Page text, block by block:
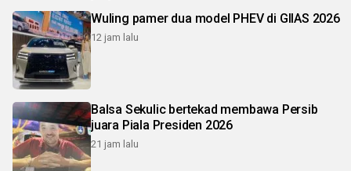
Wuling pamer dua model PHEV di GIIAS 2026
12 jam lalu
Balsa Sekulic bertekad membawa Persib
juara Piala Presiden 2026
21 jam lalu